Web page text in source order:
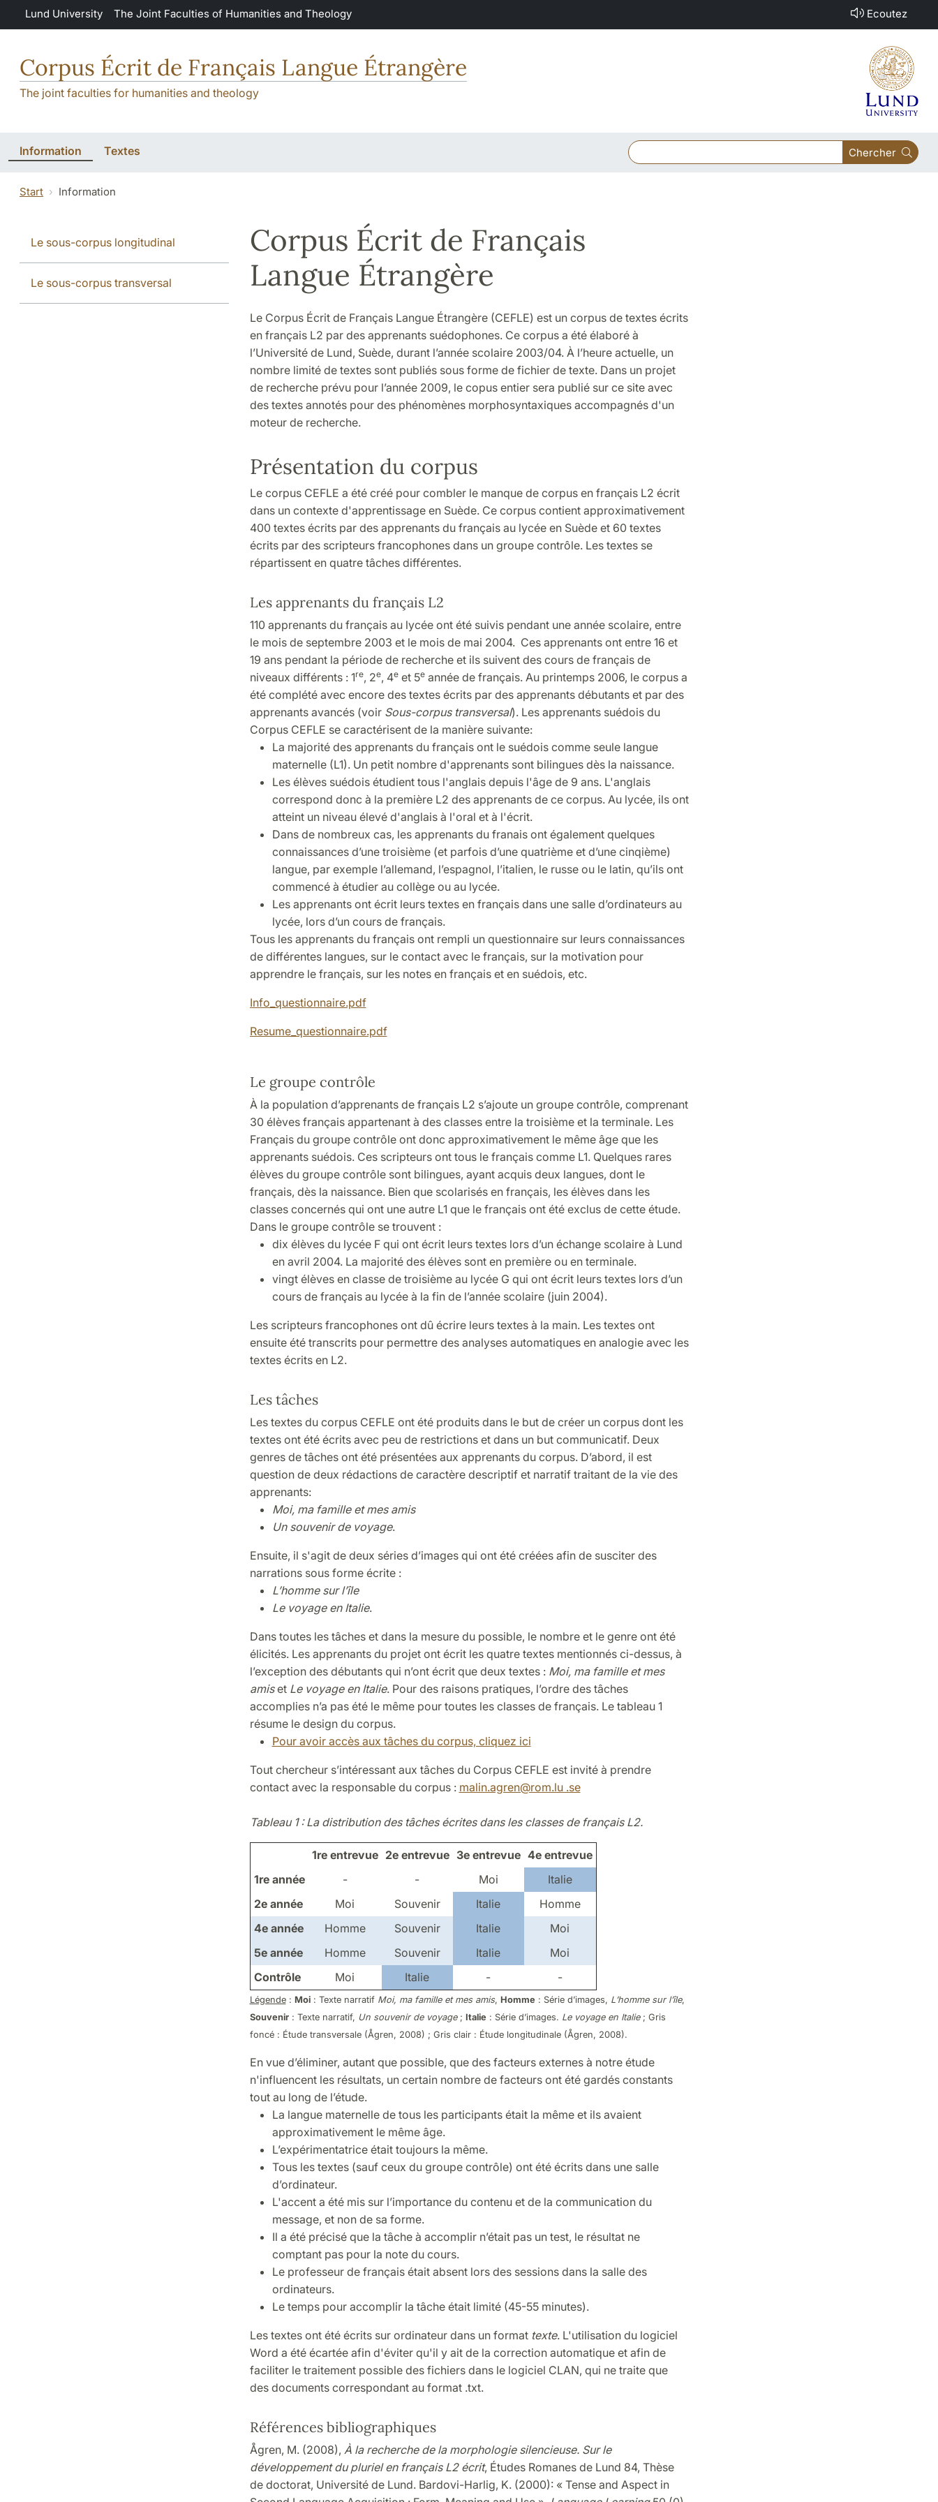
Skip to main content
Lund University The Joint Faculties of Humanities and Theology Ecoutez
Corpus Écrit de Français Langue Étrangère
The joint faculties for humanities and theology
Information Textes Chercher
Start Information
Le sous-corpus longitudinal
Le sous-corpus transversal
Corpus Écrit de Français
Langue Étrangère
Le Corpus Écrit de Français Langue Étrangère (CEFLE) est un corpus de textes écrits
en français L2 par des apprenants suédophones. Ce corpus a été élaboré à
l’Université de Lund, Suède, durant l’année scolaire 2003/04. À l’heure actuelle, un
nombre limité de textes sont publiés sous forme de fichier de texte. Dans un projet
de recherche prévu pour l’année 2009, le copus entier sera publié sur ce site avec
des textes annotés pour des phénomènes morphosyntaxiques accompagnés d'un
moteur de recherche.
Présentation du corpus
Le corpus CEFLE a été créé pour combler le manque de corpus en français L2 écrit
dans un contexte d'apprentissage en Suède. Ce corpus contient approximativement
400 textes écrits par des apprenants du français au lycée en Suède et 60 textes
écrits par des scripteurs francophones dans un groupe contrôle. Les textes se
répartissent en quatre tâches différentes.
Les apprenants du français L2
110 apprenants du français au lycée ont été suivis pendant une année scolaire, entre
le mois de septembre 2003 et le mois de mai 2004. Ces apprenants ont entre 16 et
19 ans pendant la période de recherche et ils suivent des cours de français de
niveaux différents : 1re, 2e, 4eet 5eannée de français. Au printemps 2006, le corpus a
été complété avec encore des textes écrits par des apprenants débutants et par des
apprenants avancés (voir Sous-corpus transversal). Les apprenants suédois du
Corpus CEFLE se caractérisent de la manière suivante:
La majorité des apprenants du français ont le suédois comme seule langue
maternelle (L1). Un petit nombre d'apprenants sont bilingues dès la naissance.
Les élèves suédois étudient tous l'anglais depuis l'âge de 9 ans. L'anglais
correspond donc à la première L2 des apprenants de ce corpus. Au lycée, ils ont
atteint un niveau élevé d'anglais à l'oral et à l'écrit.
Dans de nombreux cas, les apprenants du franais ont également quelques
connaissances d’une troisième (et parfois d’une quatrième et d’une cinqième)
langue, par exemple l’allemand, l’espagnol, l’italien, le russe ou le latin, qu’ils ont
commencé à étudier au collège ou au lycée.
Les apprenants ont écrit leurs textes en français dans une salle d’ordinateurs au
lycée, lors d’un cours de français.
Tous les apprenants du français ont rempli un questionnaire sur leurs connaissances
de différentes langues, sur le contact avec le français, sur la motivation pour
apprendre le français, sur les notes en français et en suédois, etc.
Info_questionnaire.pdf
Resume_questionnaire.pdf
Le groupe contrôle
À la population d’apprenants de français L2 s’ajoute un groupe contrôle, comprenant
30 élèves français appartenant à des classes entre la troisième et la terminale. Les
Français du groupe contrôle ont donc approximativement le même âge que les
apprenants suédois. Ces scripteurs ont tous le français comme L1. Quelques rares
élèves du groupe contrôle sont bilingues, ayant acquis deux langues, dont le
français, dès la naissance. Bien que scolarisés en français, les élèves dans les
classes concernés qui ont une autre L1 que le français ont été exclus de cette étude.
Dans le groupe contrôle se trouvent :
dix élèves du lycée F qui ont écrit leurs textes lors d’un échange scolaire à Lund
en avril 2004. La majorité des élèves sont en première ou en terminale.
vingt élèves en classe de troisième au lycée G qui ont écrit leurs textes lors d’un
cours de français au lycée à la fin de l’année scolaire (juin 2004).
Les scripteurs francophones ont dû écrire leurs textes à la main. Les textes ont
ensuite été transcrits pour permettre des analyses automatiques en analogie avec les
textes écrits en L2.
Les tâches
Les textes du corpus CEFLE ont été produits dans le but de créer un corpus dont les
textes ont été écrits avec peu de restrictions et dans un but communicatif. Deux
genres de tâches ont été présentées aux apprenants du corpus. D’abord, il est
question de deux rédactions de caractère descriptif et narratif traitant de la vie des
apprenants:
Moi, ma famille et mes amis
Un souvenir de voyage.
Ensuite, il s'agit de deux séries d’images qui ont été créées afin de susciter des
narrations sous forme écrite :
L’homme sur l’île
Le voyage en Italie.
Dans toutes les tâches et dans la mesure du possible, le nombre et le genre ont été
élicités. Les apprenants du projet ont écrit les quatre textes mentionnés ci-dessus, à
l’exception des débutants qui n’ont écrit que deux textes : Moi, ma famille et mes
amiset Le voyage en Italie. Pour des raisons pratiques, l’ordre des tâches
accomplies n’a pas été le même pour toutes les classes de français. Le tableau 1
résume le design du corpus.
Pour avoir accès aux tâches du corpus, cliquez ici
Tout chercheur s’intéressant aux tâches du Corpus CEFLE est invité à prendre
contact avec la responsable du corpus : malin.agren@rom.lu .se
Tableau 1 : La distribution des tâches écrites dans les classes de français L2.
1re entrevue 2e entrevue 3e entrevue 4e entrevue
1re année
- - Moi
Italie
2e année
Moi Souvenir Italie
Homme
4e année
Homme Souvenir Italie
Moi
5e année
Homme Souvenir Italie
Moi
Contrôle
Moi Italie - -
Légende: Moi: Texte narratif Moi, ma famille et mes amis, Homme : Série d’images, L’homme sur l’île,
Souvenir: Texte narratif, Un souvenir de voyage; Italie : Série d’images. Le voyage en Italie; Gris
foncé : Étude transversale (Ågren, 2008) ; Gris clair : Étude longitudinale (Ågren, 2008).
En vue d’éliminer, autant que possible, que des facteurs externes à notre étude
n'influencent les résultats, un certain nombre de facteurs ont été gardés constants
tout au long de l’étude.
La langue maternelle de tous les participants était la même et ils avaient
approximativement le même âge.
L’expérimentatrice était toujours la même.
Tous les textes (sauf ceux du groupe contrôle) ont été écrits dans une salle
d’ordinateur.
L'accent a été mis sur l’importance du contenu et de la communication du
message, et non de sa forme.
Il a été précisé que la tâche à accomplir n’était pas un test, le résultat ne
comptant pas pour la note du cours.
Le professeur de français était absent lors des sessions dans la salle des
ordinateurs.
Le temps pour accomplir la tâche était limité (45-55 minutes).
Les textes ont été écrits sur ordinateur dans un format texte. L'utilisation du logiciel
Word a été écartée afin d'éviter qu'il y ait de la correction automatique et afin de
faciliter le traitement possible des fichiers dans le logiciel CLAN, qui ne traite que
des documents correspondant au format .txt.
Références bibliographiques
Ågren, M. (2008), À la recherche de la morphologie silencieuse. Sur le
développement du pluriel en français L2 écrit, Études Romanes de Lund 84, Thèse
de doctorat, Université de Lund. Bardovi-Harlig, K. (2000): « Tense and Aspect in